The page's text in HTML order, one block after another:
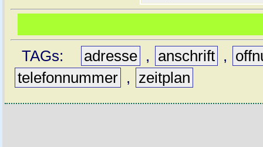
TAGs: adresse , anschrift ,
telefonnummer , zeitplan